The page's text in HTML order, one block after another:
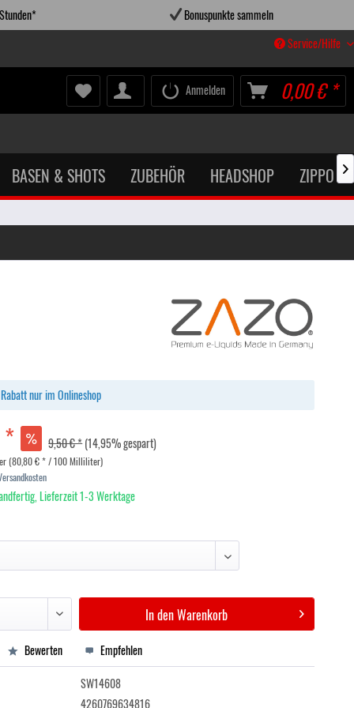
Bonuspunkte sammeln
Service/Hilfe
Anmelden 0,00 € *
BASEN & SHOTS ZUBEHÖR HEADSHOP ZIPPO X
nur im Onlineshop
9,50 € *(14,95% gespart)
(80,80 € * / 100 Milliliter)
Lieferzeit 1-3 Werktage
In denWarenkorb
Bewerten
Empfehlen
SW14608
4260769634816